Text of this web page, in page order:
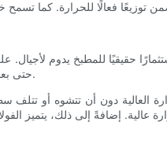
حقيقيًا للمطبخ يدوم
حتى بعد سنوات من الاستخدام المنتظم، ستبقى أواني الطهي المصنوعة من الفولاذ المقاوم للصدأ تبدو وكأنها جديدة تمامًا.
العالية دون أن تتشوه أو